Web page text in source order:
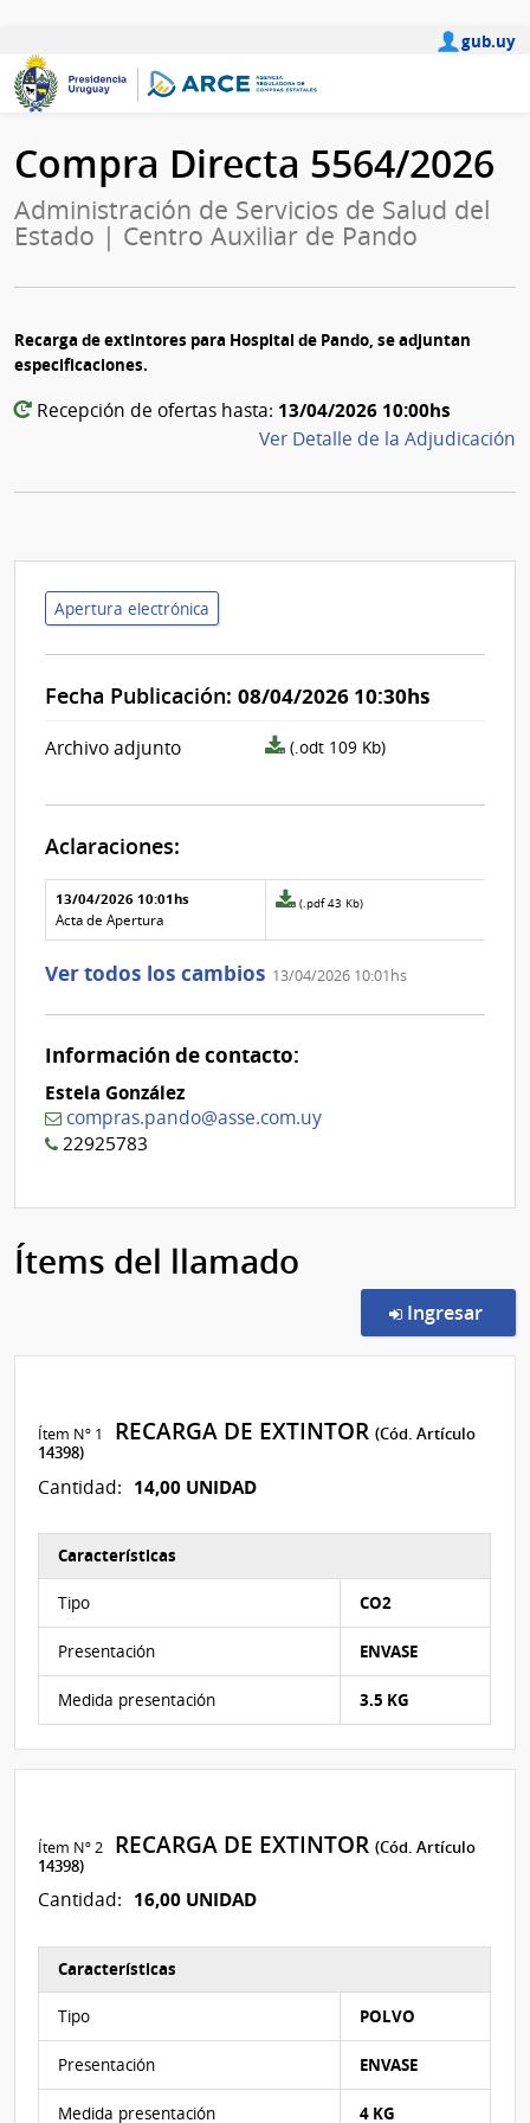
gub.uy
Compra Directa 5564/2026
Administración de Servicios de Salud del
Estado | Centro Auxiliar de Pando
Recarga de extintores para Hospital de Pando, se adjuntan
especificaciones.
Recepción de ofertas hasta: 13/04/2026 10:00hs
Ver Detalle de la Adjudicación
Apertura electrónica
Fecha Publicación: 08/04/2026 10:30hs
Archivo adjunto
archivo
(.odt 109 Kb)
Aclaraciones:
Aclaraciones del llamado
Fecha y
texto de
la
Archivo
de la
13/04/2026 10:01hs
Acta de Apertura
Archivo
de
aclaración
0
(.pdf 43 Kb)
Ver todos los cambios 13/04/2026 10:01hs
Información de contacto:
Estela González
compras.pando@asse.com.uy
22925783
Ítems del llamado
Ingresar
Ítem Nº 1 RECARGA DE EXTINTOR(Cód. Artículo
14398)
Cantidad: 14,00 UNIDAD
Características
Tipo CO2
Presentación ENVASE
Medida presentación 3.5 KG
Ítem Nº 2 RECARGA DE EXTINTOR(Cód. Artículo
14398)
Cantidad: 16,00 UNIDAD
Características
Tipo POLVO
Presentación ENVASE
Medida presentación 4 KG